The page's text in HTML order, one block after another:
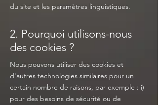
du site et les paramètres linguistiques.
2. Pourquoi utilisons-nous
des cookies ?
Nous pouvons utiliser des cookies et
d'autres technologies similaires pour un
certain nombre de raisons, par exemple : i)
pour des besoins de sécurité ou de